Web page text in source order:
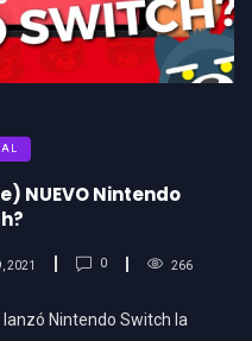
NUEVO Nintendo
2021 0 266
Nintendo Switch la